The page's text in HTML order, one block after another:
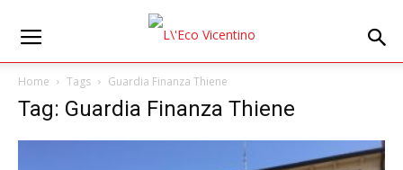
Home Tags Guardia Finanza Thiene
Tag: Guardia Finanza Thiene